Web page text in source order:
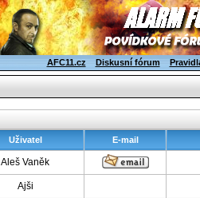
AFC11.cz Diskusní fórum
Uživatel E-mail
Aleš Vaněk
Ajši